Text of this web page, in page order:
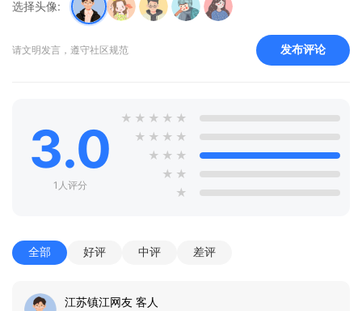
选择头像:
请文明发言，遵守社区规范 发布评论
3.0
1人评分
★ ★ ★ ★ ★
★ ★ ★ ★
★ ★ ★
★ ★
★
全部 好评 中评 差评
江苏镇江网友 客人